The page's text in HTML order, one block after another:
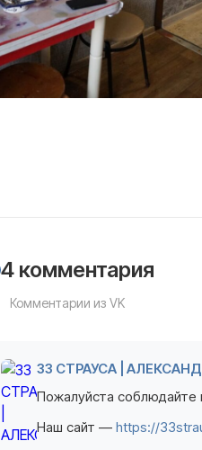
4 комментария
Комментарии из VK
33 СТРАУСА |
Пожалуйста соблюдайте
Наш сайт — https://